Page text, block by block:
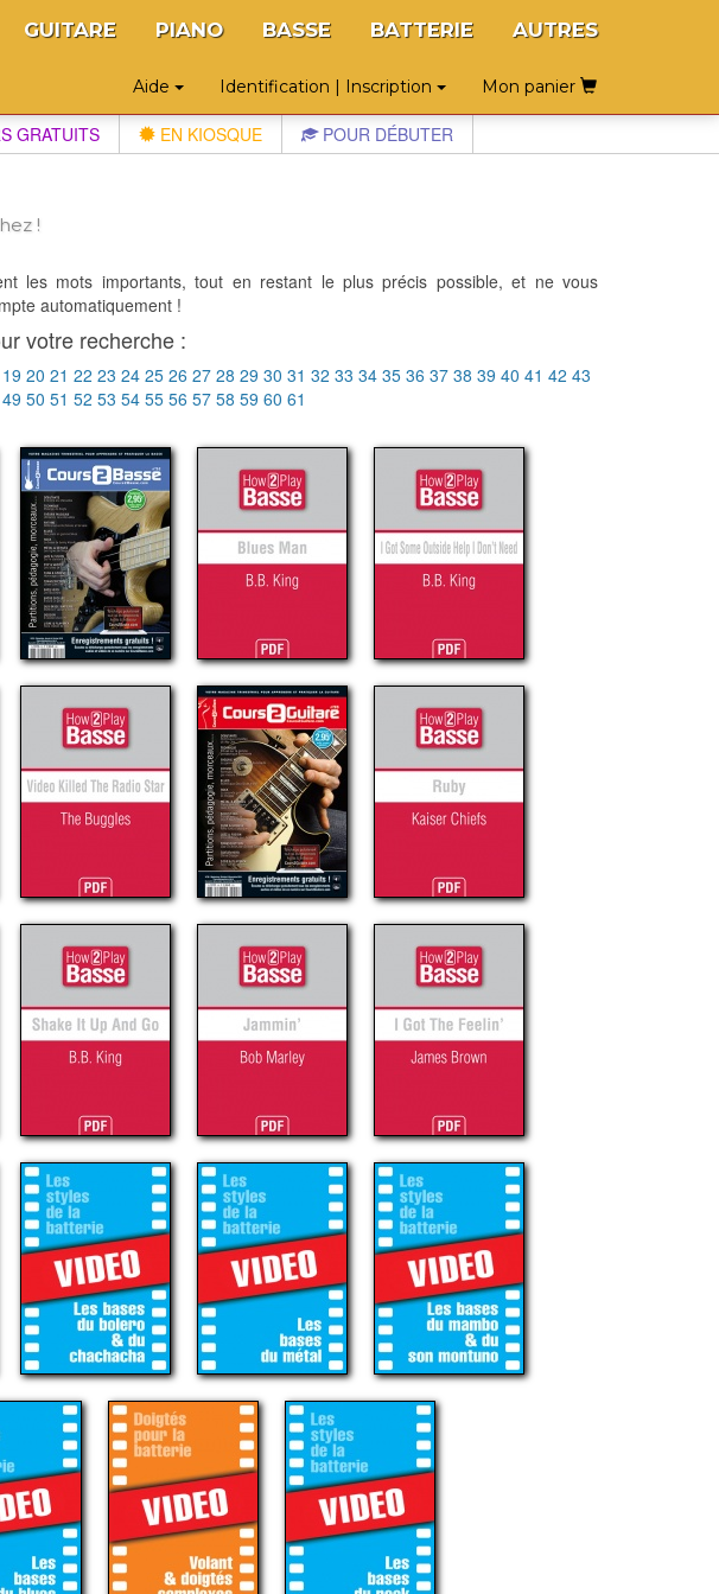
GUITARE PIANO BASSE BATTERIE AUTRES
Aide Identification | Inscription Mon panier
GRATUITS EN KIOSQUE POUR DÉBUTER
!
les mots importants, tout en restant le plus précis possible, et ne vous
automatiquement !
votre recherche :
19 20 21 22 23 24 25 26 27 28 29 30 31 32 33 34 35 36 37 38 39 40 41 42 43
49 50 51 52 53 54 55 56 57 58 59 60 61